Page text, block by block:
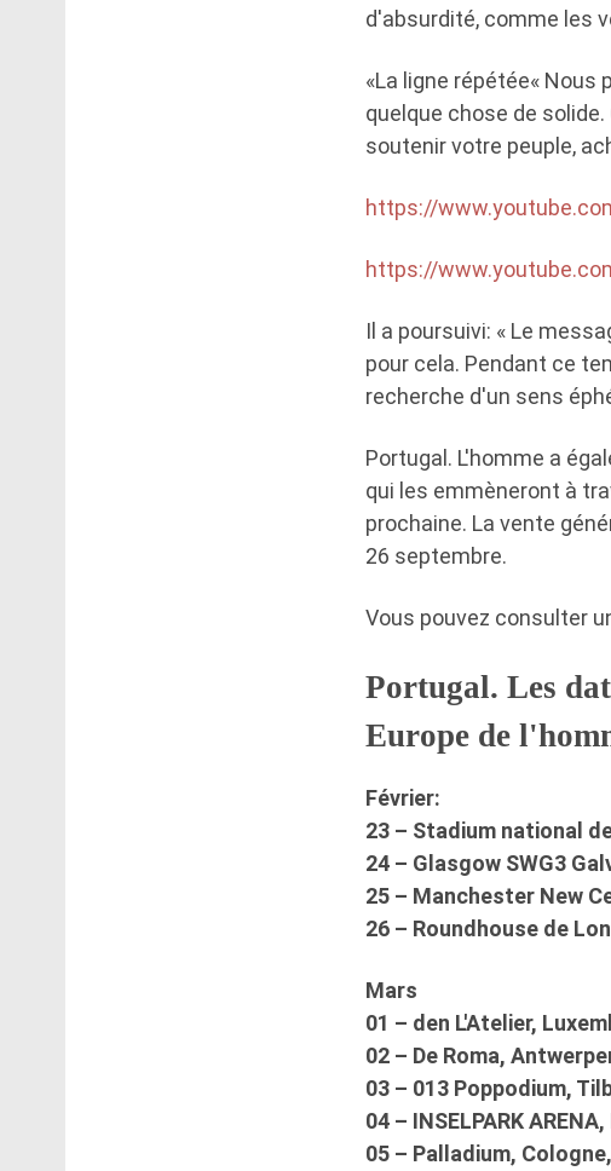
d'absurdité, comme les
«La ligne répétée«
quelque chose de
soutenir votre peuple,
https://
https://
Il a poursuivi: « Le
pour cela. Pendant ce
recherche d'un sens
Portugal. L'homme a
qui les emmèneront à
prochaine. La vente
26 septembre.
Vous pouvez consulter
Portugal. Les
Europe de
Février:
23 – Stadium national
24 – Glasgow SWG3
25 – Manchester New
26 – Roundhouse de
Mars
01 – den L'Atelier,
02 – De Roma,
03 – 013 Poppodium,
04 – INSELPARK
05 – Palladium,